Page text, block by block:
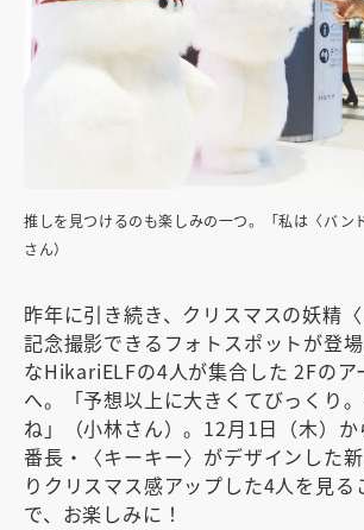
推しを見つけるのも楽しみの一つ。「私は〈バン
さん）
昨年に引き続き、クリスマスの妖精
記念撮影できるフォトスポットが登
なHikariELFの4人が集合した 2Fのア
へ。「予想以上に大きくてびっくり
ね」（小林さん）。12月1日（木）
番長・〈キーキー〉がデザインした
りクリスマス感アップした4人を見る
で、お楽しみに！